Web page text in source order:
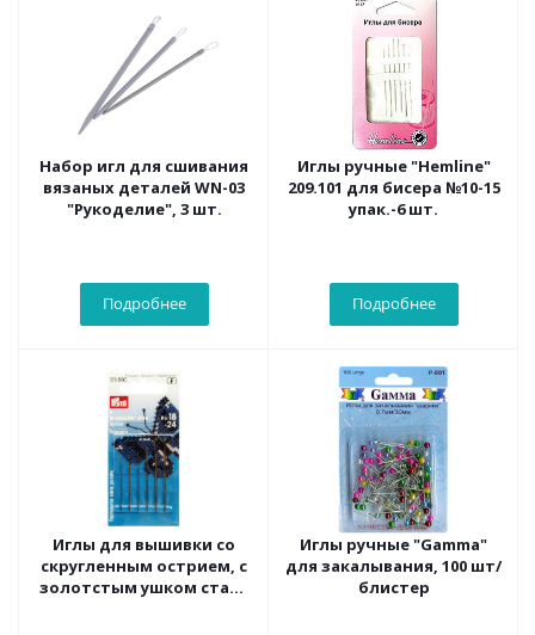
Набор игл для сшивания
вязаных деталей WN-03
"Рукоделие", 3 шт.
Подробнее
Иглы ручные "Hemline"
209.101 для бисера №10-15
упак.-6 шт.
Подробнее
Иглы для вышивки со
скругленным острием, с
золотстым ушком сталь
Иглы ручные "Gamma"
для закалывания, 100 шт/
блистер